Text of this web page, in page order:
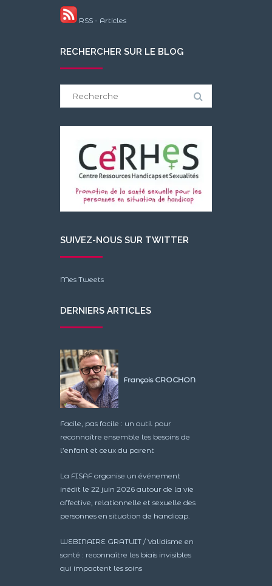
RSS - Articles
RECHERCHER SUR LE BLOG
SUIVEZ-NOUS SUR TWITTER
Mes Tweets
DERNIERS ARTICLES
François CROCHON
Facile, pas facile : un outil pour
reconnaître ensemble les besoins de
l’enfant et ceux du parent
La FISAF organise un événement
inédit le 22 juin 2026 autour de la vie
affective, relationnelle et sexuelle des
personnes en situation de handicap.
WEBINAIRE GRATUIT / Validisme en
santé : reconnaître les biais invisibles
qui impactent les soins